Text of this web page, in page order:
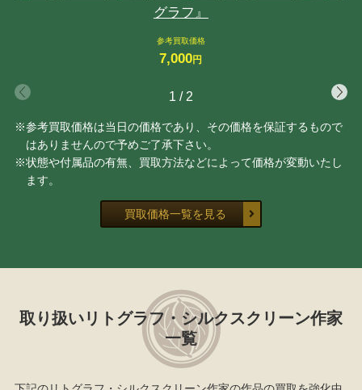
グラフ』
参考買取価格
7,000円
1 / 2
※参考買取価格は当日の価格であり、その価格を保証するもので
はありませんので予めご了承下さい。
※状態や付属品の有無、買取方法などによって価格が変動いたし
ます。
買取価格一覧を見る
取り扱いリトグラフ・シルクスクリーン作家
一覧